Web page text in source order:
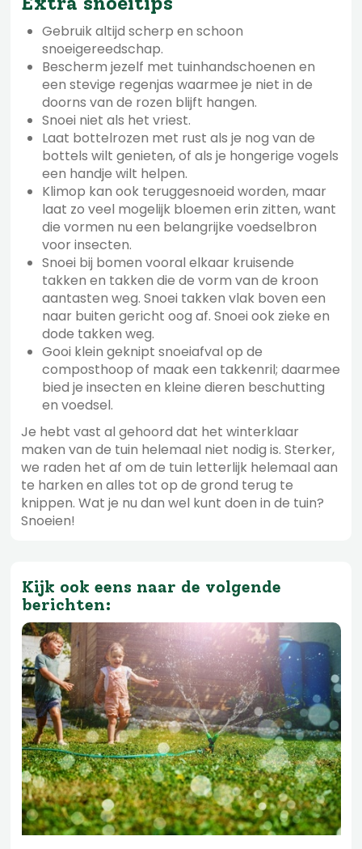
Gebruik altijd scherp en schoon
snoeigereedschap.
Bescherm jezelf met tuinhandschoenen en
een stevige regenjas waarmee je niet in de
doorns van de rozen blijft hangen.
Snoei niet als het vriest.
Laat bottelrozen met rust als je nog van de
bottels wilt genieten, of als je hongerige vogels
een handje wilt helpen.
Klimop kan ook teruggesnoeid worden, maar
laat zo veel mogelijk bloemen erin zitten, want
die vormen nu een belangrijke voedselbron
voor insecten.
Snoei bij bomen vooral elkaar kruisende
takken en takken die de vorm van de kroon
aantasten weg. Snoei takken vlak boven een
naar buiten gericht oog af. Snoei ook zieke en
dode takken weg.
Gooi klein geknipt snoeiafval op de
composthoop of maak een takkenril; daarmee
bied je insecten en kleine dieren beschutting
en voedsel.
Je hebt vast al gehoord dat het winterklaar
maken van de tuin helemaal niet nodig is. Sterker,
we raden het af om de tuin letterlijk helemaal aan
te harken en alles tot op de grond terug te
knippen. Wat je nu dan wel kunt doen in de tuin?
Snoeien!
Kijk ook eens naar de volgende
berichten: